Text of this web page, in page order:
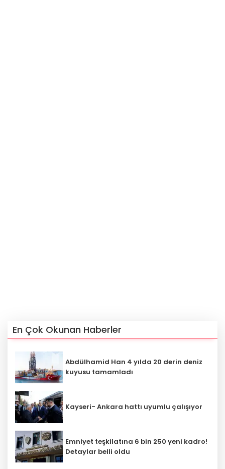
En Çok Okunan Haberler
Abdülhamid Han 4 yılda 20 derin deniz
kuyusu tamamladı
Kayseri- Ankara hattı uyumlu çalışıyor
Emniyet teşkilatına 6 bin 250 yeni kadro!
Detaylar belli oldu